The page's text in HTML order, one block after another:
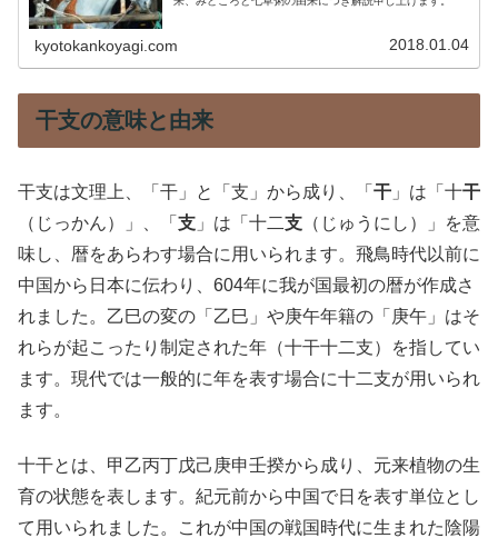
kyotokankoyagi.com 2018.01.04
干支の意味と由来
干支は文理上、「干」と「支」から成り、「 干 」は「十干
（じっかん）」、「 支 」は「十二支 （じゅうにし）」を意
味し、暦をあらわす場合に用いられます。飛鳥時代以前に
中国から日本に伝わり、604年に我が国最初の暦が作成さ
れました。乙巳の変の「乙巳」や庚午年籍の「庚午」はそ
れらが起こったり制定された年（十干十二支）を指してい
ます。現代では一般的に年を表す場合に十二支が用いられ
ます。
十干とは、甲乙丙丁戊己庚申壬揆から成り、元来植物の生
育の状態を表します。紀元前から中国で日を表す単位とし
て用いられました。これが中国の戦国時代に生まれた陰陽